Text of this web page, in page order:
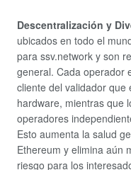
Descentralización y
ubicados en todo el
para ssv.network y son
general. Cada operador
cliente del validador
hardware, mientras que
operadores
Esto aumenta la salud
Ethereum y elimina aún
riesgo para los